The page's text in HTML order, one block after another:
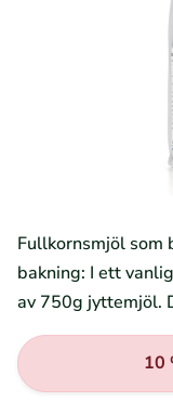
Fullkornsmjöl som
bakning: I ett
av 750g jyttemjöl.
10